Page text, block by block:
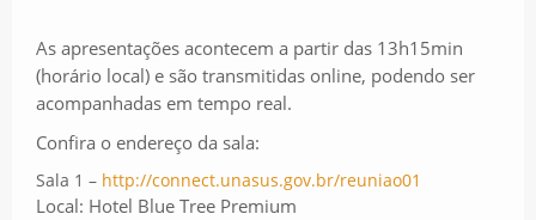
As apresentações acontecem a partir das 13h15min
(horário local) e são transmitidas online, podendo ser
acompanhadas em tempo real.
Confira o endereço da sala:
Sala 1 – http://connect.unasus.gov.br/reuniao01
Local: Hotel Blue Tree Premium